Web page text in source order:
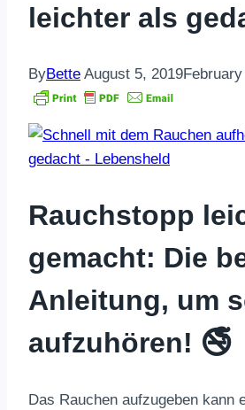
leichter als
ByBette August 5, 2019
Rauchstopp
gemacht: Die
Anleitung, um
aufzuhören! 🚭
Das Rauchen aufzugeben kann